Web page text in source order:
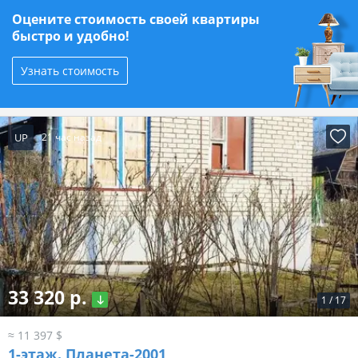
Оцените стоимость своей квартиры
быстро и удобно!
Узнать стоимость
UP 21 час назад
1 / 17
33 320 р.
≈ 11 397 $